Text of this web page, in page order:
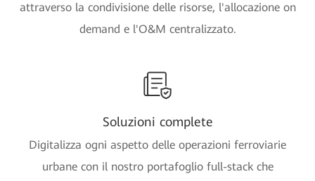
attraverso la condivisione delle risorse, l'allocazione on
demand e l'O&M centralizzato.
Soluzioni complete
Digitalizza ogni aspetto delle operazioni ferroviarie
urbane con il nostro portafoglio full-stack che